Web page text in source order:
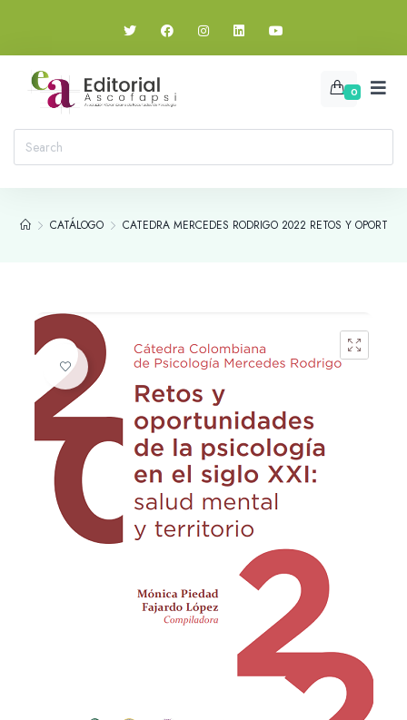
0
CATÁLOGO CATEDRA MERCEDES RODRIGO 2022 RETOS Y
Añadir a la lista de deseos